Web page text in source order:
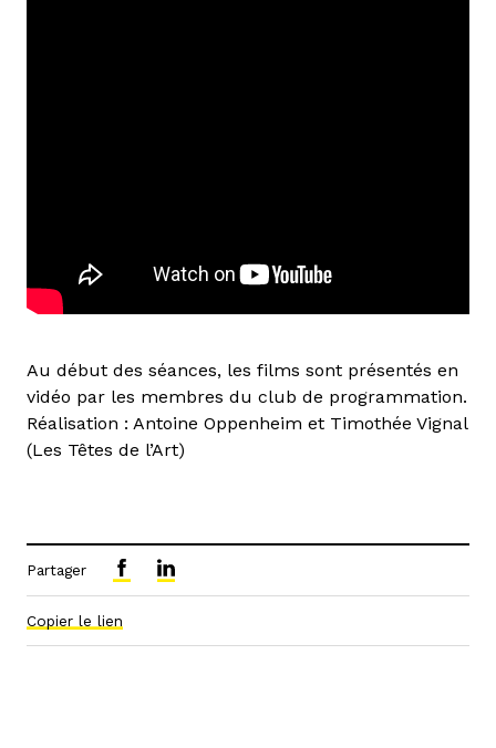
Au début des séances, les films sont présentés en
vidéo par les membres du club de programmation.
Réalisation : Antoine Oppenheim et Timothée Vignal
(Les Têtes de l’Art)
Partager
Copier le lien